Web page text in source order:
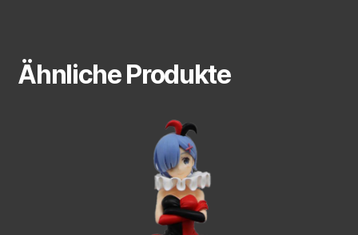
Ähnliche Produkte